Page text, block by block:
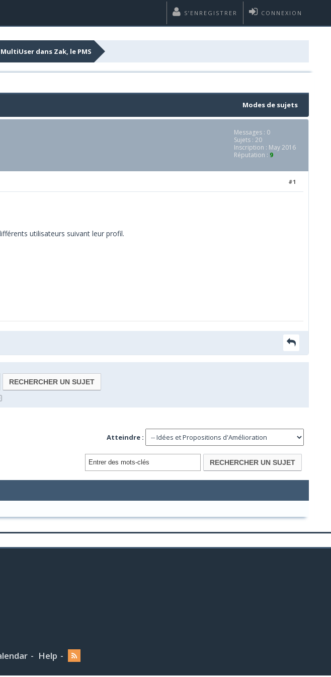
CONNEXION
S’ENREGISTRER
MultiUser dans Zak, le PMS
Modes de sujets
Messages : 0
Sujets : 20
Inscription : May 2016
Réputation : 9
#1
utilisateurs suivant leur profil.
Atteindre :
Help